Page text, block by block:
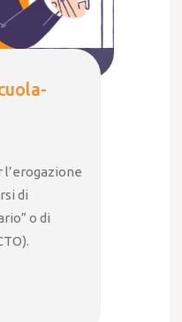
l’erogazione
di
o di